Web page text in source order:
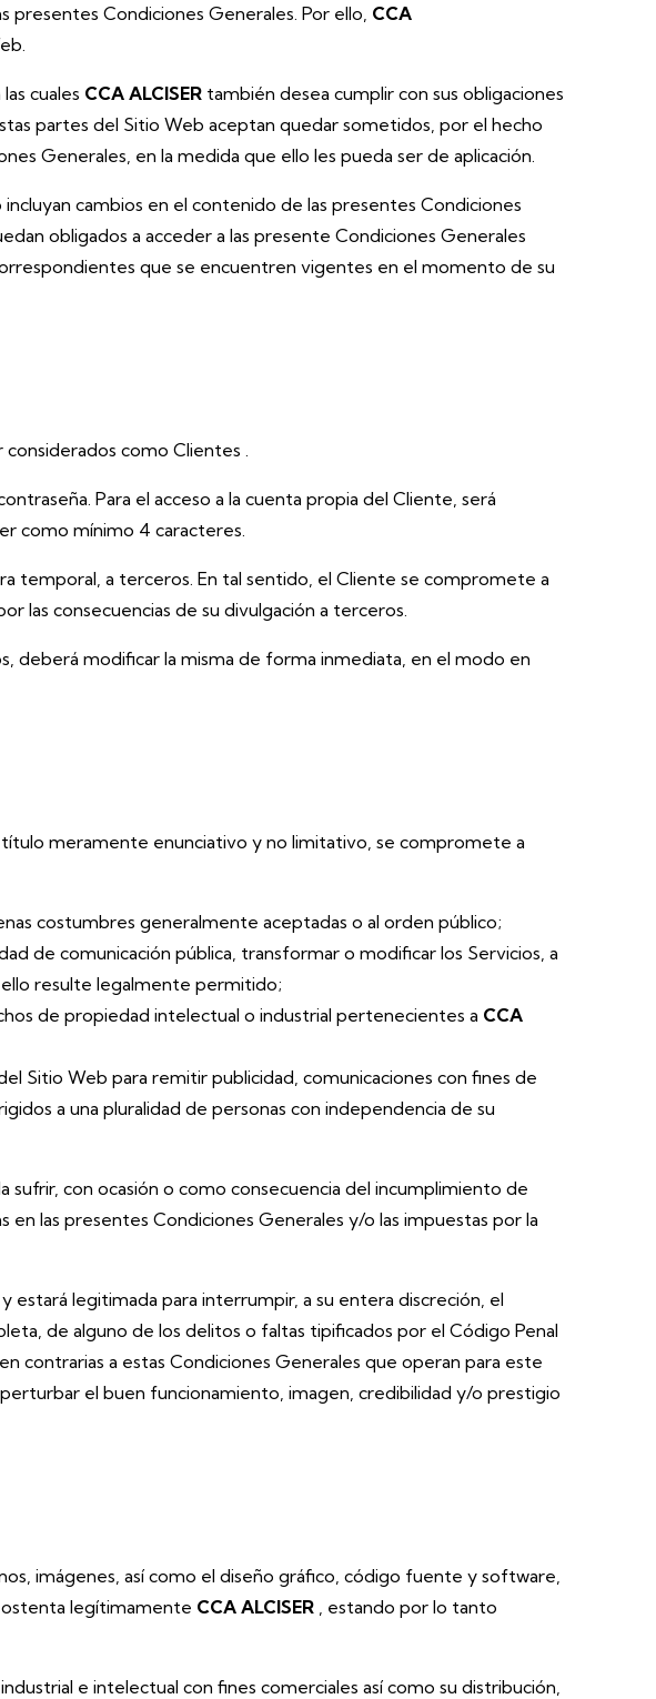
presentes Condiciones Generales. Por ello, CCA
cuales CCA ALCISER también desea cumplir con sus obligaciones
partes del Sitio Web aceptan quedar sometidos, por el hecho
Generales, en la medida que ello les pueda ser de aplicación.
cambios en el contenido de las presentes Condiciones
obligados a acceder a las presente Condiciones Generales
que se encuentren vigentes en el momento de su
considerados como Clientes .
Para el acceso a la cuenta propia del Cliente, será
como mínimo 4 caracteres.
temporal, a terceros. En tal sentido, el Cliente se compromete a
las consecuencias de su divulgación a terceros.
deberá modificar la misma de forma inmediata, en el modo en
título meramente enunciativo y no limitativo, se compromete a
costumbres generalmente aceptadas o al orden público;
de comunicación pública, transformar o modificar los Servicios, a
resulte legalmente permitido;
de propiedad intelectual o industrial pertenecientes a CCA
Sitio Web para remitir publicidad, comunicaciones con fines de
a una pluralidad de personas con independencia de su
sufrir, con ocasión o como consecuencia del incumplimiento de
las presentes Condiciones Generales y/o las impuestas por la
legitimada para interrumpir, a su entera discreción, el
de alguno de los delitos o faltas tipificados por el Código Penal
contrarias a estas Condiciones Generales que operan para este
el buen funcionamiento, imagen, credibilidad y/o prestigio
imágenes, así como el diseño gráfico, código fuente y software,
legítimamente CCA ALCISER , estando por lo tanto
e intelectual con fines comerciales así como su distribución,